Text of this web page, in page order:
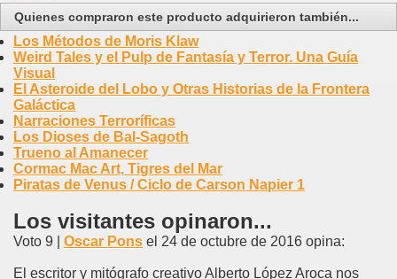
Quienes compraron este producto adquirieron también...
Los Métodos de Moris Klaw
Weird Tales y el Pulp de Fantasía y Terror. Una Guía
Visual
El Asteroide del Lobo y Otras Historias de la Frontera
Galáctica
Narraciones Terroríficas
Los Dioses de Bal-Sagoth
Trueno al Amanecer
Cormac Mac Art, Tigres del Mar
Piratas de Venus / Ciclo de Carson Napier 1
Los visitantes opinaron...
Voto 9 | Oscar Pons el 24 de octubre de 2016 opina:
El escritor y mitógrafo creativo Alberto López Aroca nos